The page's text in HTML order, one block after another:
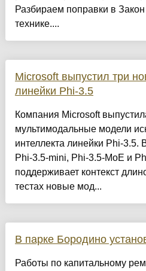
Разбираем поправки в
технике....
Microsoft выпустил три
линейки Phi-3.5
Компания Microsoft
мультимодальные модели
интеллекта линейки Phi-3.5.
Phi-3.5-mini, Phi-3.5-MoE и
поддерживает контекст
тестах новые мод...
В парке Бородино
Работы по капитальному